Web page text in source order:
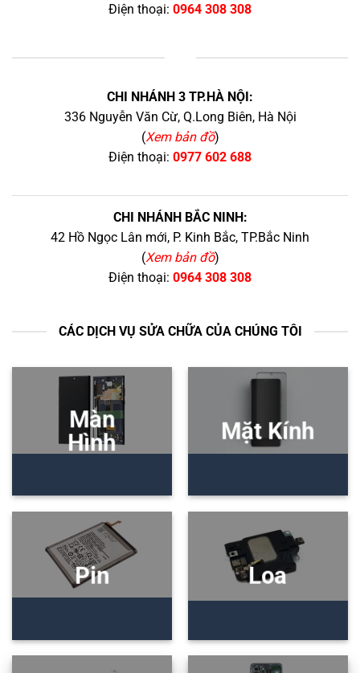
Điện thoại: 0964 308 308
CHI NHÁNH 3 TP.HÀ NỘI:
336 Nguyễn Văn Cừ, Q.Long Biên, Hà Nội
(Xem bản đồ)
Điện thoại: 0977 602 688
CHI NHÁNH BẮC NINH:
42 Hồ Ngọc Lân mới, P. Kinh Bắc, TP.Bắc Ninh
(Xem bản đồ)
Điện thoại: 0964 308 308
CÁC DỊCH VỤ SỬA CHỮA CỦA CHÚNG TÔI
Màn
Hình
Mặt Kính
Pin Loa